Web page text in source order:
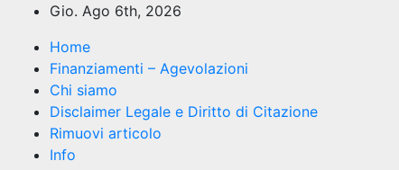
contenuto
Gio. Ago 6th, 2026
Home
Finanziamenti – Agevolazioni
Chi siamo
Disclaimer Legale e Diritto di Citazione
Rimuovi articolo
Info